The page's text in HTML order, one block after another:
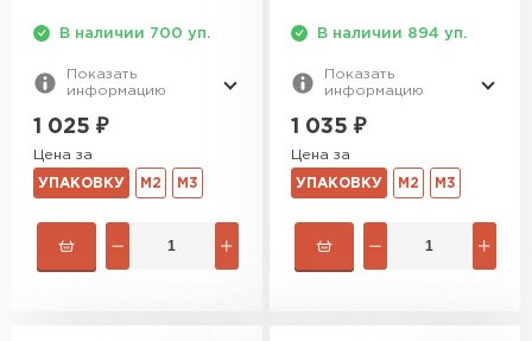
В наличии 700 уп.
Показать
информацию
1 025 ₽
Цена за
УПАКОВКУ М2 М3
В наличии 894 уп.
Показать
информацию
1 035 ₽
Цена за
УПАКОВКУ М2 М3